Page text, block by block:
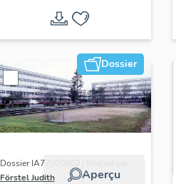
Dossier
Aperçu
Dossier IA77000602 | Réalisé par
Förstel Judith